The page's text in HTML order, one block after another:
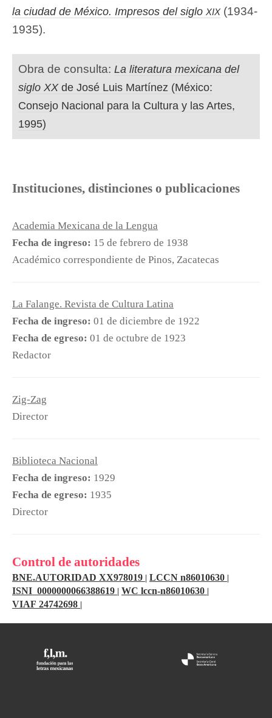
la ciudad de México. Impresos del siglo xix (1934-
1935).
Obra de consulta: La literatura mexicana del
siglo XXde José Luis Martínez (México:
Consejo Nacional para la Cultura y las Artes,
1995)
Instituciones, distinciones o publicaciones
Academia Mexicana de la Lengua
Fecha de ingreso: 15 de febrero de 1938
Académico correspondiente de Pinos, Zacatecas
La Falange. Revista de Cultura Latina
Fecha de ingreso: 01 de diciembre de 1922
Fecha de egreso: 01 de octubre de 1923
Redactor
Zig-Zag
Director
Biblioteca Nacional
Fecha de ingreso: 1929
Fecha de egreso: 1935
Director
Control de autoridades
BNE.AUTORIDAD XX978019 LCCN n86010630
ISNI 0000000066388619 WC lccn-n86010630
VIAF 24742698